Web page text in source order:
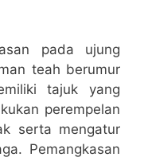
pada ujung
teah berumur
tajuk yang
perempelan
serta mengatur
Pemangkasan